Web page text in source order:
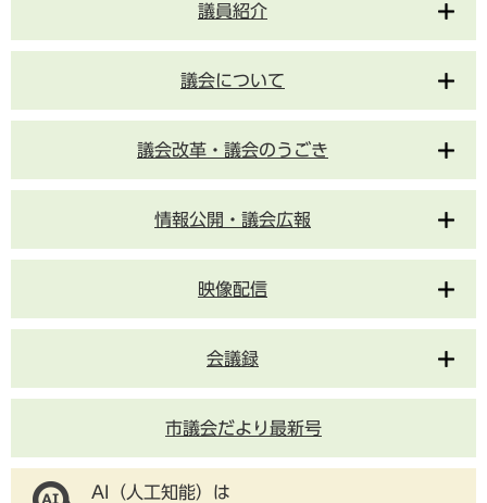
議員紹介
議会について
議会改革・議会のうごき
情報公開・議会広報
映像配信
会議録
市議会だより最新号
AI（人工知能）は